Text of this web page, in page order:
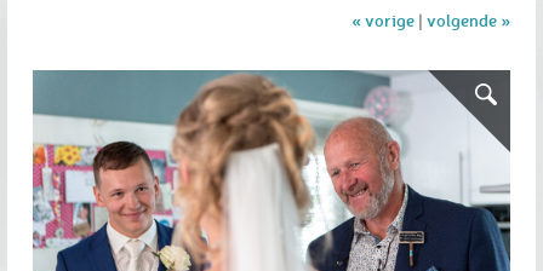
« vorige| volgende »